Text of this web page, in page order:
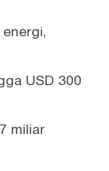
USD 300
miliar